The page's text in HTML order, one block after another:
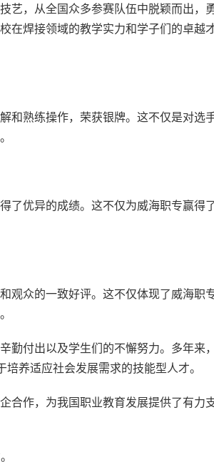
艺，从全国众多参赛队伍中脱颖而出，
在焊接领域的教学实力和学子们的卓越
和熟练操作，荣获银牌。这不仅是对选
了优异的成绩。这不仅为威海职专赢得
观众的一致好评。这不仅体现了威海职
勤付出以及学生们的不懈努力。多年来
养适应社会发展需求的技能型人才。
合作，为我国职业教育发展提供了有力